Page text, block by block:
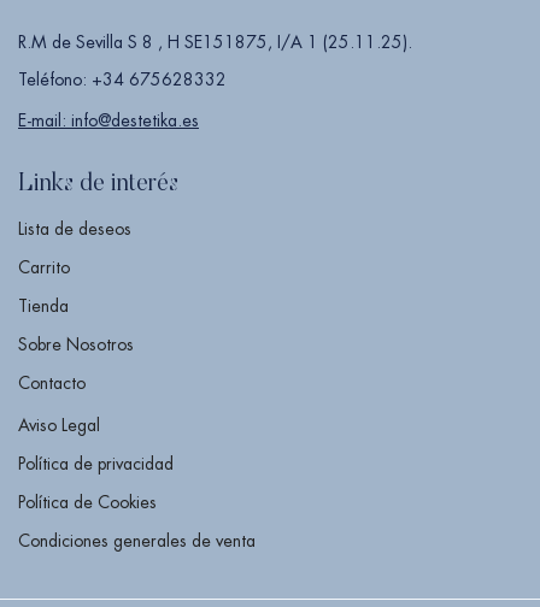
R.M de Sevilla S 8 , H SE151875, I/A 1 (25.11.25).
Teléfono: +34 675628332
E-mail: info@destetika.es
Links de interés
Lista de deseos
Carrito
Tienda
Sobre Nosotros
Contacto
Aviso Legal
Política de privacidad
Política de Cookies
Condiciones generales de venta